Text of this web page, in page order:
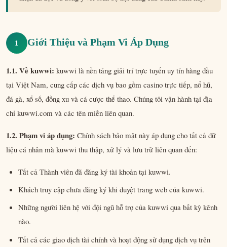
1 Giới Thiệu và Phạm Vi Áp Dụng
1.1. Về kuwwi: kuwwi là nền tảng giải trí trực tuyến uy tín hàng đầu
tại Việt Nam, cung cấp các dịch vụ bao gồm casino trực tiếp, nổ hũ,
đá gà, xổ số, đồng xu và cá cược thể thao. Chúng tôi vận hành tại địa
chỉ kuwwi.com và các tên miền liên quan.
1.2. Phạm vi áp dụng: Chính sách bảo mật này áp dụng cho tất cả dữ
liệu cá nhân mà kuwwi thu thập, xử lý và lưu trữ liên quan đến:
Tất cả Thành viên đã đăng ký tài khoản tại kuwwi.
Khách truy cập chưa đăng ký khi duyệt trang web của kuwwi.
Những người liên hệ với đội ngũ hỗ trợ của kuwwi qua bất kỳ kênh
nào.
Tất cả các giao dịch tài chính và hoạt động sử dụng dịch vụ trên